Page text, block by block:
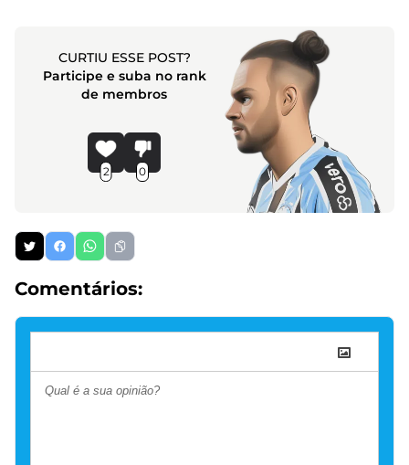
CURTIU ESSE POST?
Participe e suba no rank
de membros
2 0
Comentários: